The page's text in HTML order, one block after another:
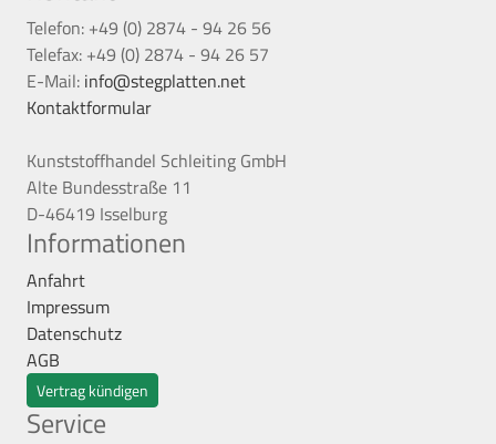
Telefon: +49 (0) 2874 - 94 26 56
Telefax: +49 (0) 2874 - 94 26 57
E-Mail: info@stegplatten.net
Kontaktformular
Kunststoffhandel Schleiting GmbH
Alte Bundesstraße 11
D-46419 Isselburg
Informationen
Anfahrt
Impressum
Datenschutz
AGB
Vertrag kündigen
Service